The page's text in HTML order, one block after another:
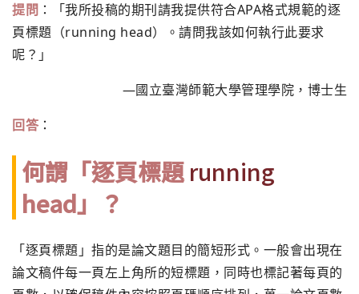
提問 ：「我所投稿的期刊請我提供符合APA格式規範的逐
頁標題（running head）。請問我該如何執行此要求
呢？」
—國立臺灣師範大學管理學院，博士生
回答：
何謂「逐頁標題running
head」？
「逐頁標題」指的是論文題目的簡短形式。一般會出現在
論文稿件每一頁左上角所的短標題，同時也標記著每頁的